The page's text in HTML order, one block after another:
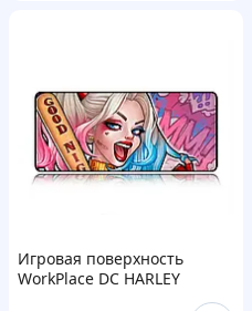
Игровая поверхность
WorkPlace DC HARLEY
QUINN SOLO 300х500 мм